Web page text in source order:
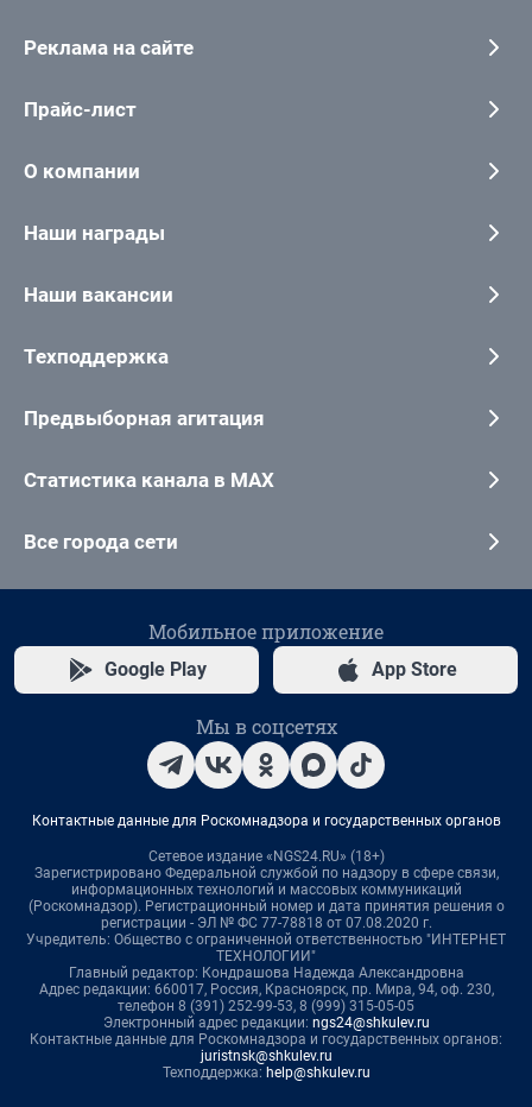
Реклама на сайте
Прайс-лист
О компании
Наши награды
Наши вакансии
Техподдержка
Предвыборная агитация
Статистика канала в MAX
Все города сети
Мобильное приложение
Google Play App Store
Мы в соцсетях
Контактные данные для Роскомнадзора и государственных органов
Сетевое издание «NGS24.RU» (18+)
Зарегистрировано Федеральной службой по надзору в сфере связи,
информационных технологий и массовых коммуникаций
(Роскомнадзор). Регистрационный номер и дата принятия решения о
регистрации - ЭЛ № ФС 77-78818 от 07.08.2020 г.
Учредитель: Общество с ограниченной ответственностью "ИНТЕРНЕТ
ТЕХНОЛОГИИ"
Главный редактор: Кондрашова Надежда Александровна
Адрес редакции: 660017, Россия, Красноярск, пр. Мира, 94, оф. 230,
телефон 8 (391) 252-99-53, 8 (999) 315-05-05
Электронный адрес редакции: ngs24@shkulev.ru
Контактные данные для Роскомнадзора и государственных органов:
juristnsk@shkulev.ru
Техподдержка: help@shkulev.ru